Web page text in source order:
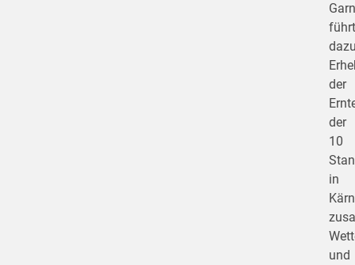
führt
der
der
10
in
und